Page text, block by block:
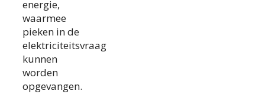
energie,
waarmee
pieken in de
elektriciteitsvraag
kunnen
worden
opgevangen.